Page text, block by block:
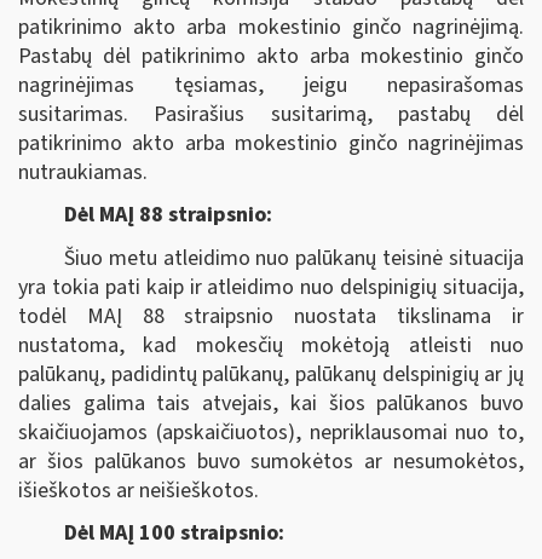
patikrinimo akto arba mokestinio ginčo nagrinėjimą.
Pastabų dėl patikrinimo akto arba mokestinio ginčo
nagrinėjimas tęsiamas, jeigu nepasirašomas
susitarimas. Pasirašius susitarimą, pastabų dėl
patikrinimo akto arba mokestinio ginčo nagrinėjimas
nutraukiamas.
Dėl MAĮ 88 straipsnio:
Šiuo metu atleidimo nuo palūkanų teisinė situacija
yra tokia pati kaip ir atleidimo nuo delspinigių situacija,
todėl MAĮ 88 straipsnio nuostata tikslinama ir
nustatoma, kad mokesčių mokėtoją atleisti nuo
palūkanų, padidintų palūkanų, palūkanų delspinigių ar jų
dalies galima tais atvejais, kai šios palūkanos buvo
skaičiuojamos (apskaičiuotos), nepriklausomai nuo to,
ar šios palūkanos buvo sumokėtos ar nesumokėtos,
išieškotos ar neišieškotos.
Dėl MAĮ 100 straipsnio: